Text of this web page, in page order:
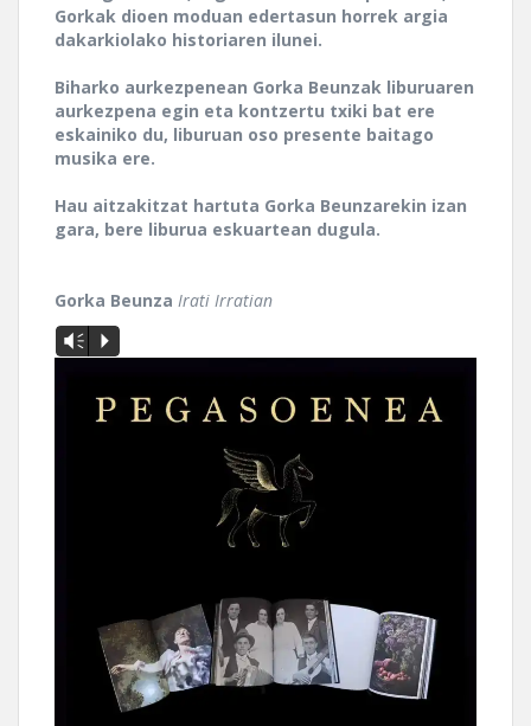
Gorkak dioen moduan edertasun horrek argia
dakarkiolako historiaren ilunei.
Biharko aurkezpenean Gorka Beunzak liburuaren
aurkezpena egin eta kontzertu txiki bat ere
eskainiko du, liburuan oso presente baitago
musika ere.
Hau aitzakitzat hartuta Gorka Beunzarekin izan
gara, bere liburua eskuartean dugula.
Gorka Beunza Irati Irratian
Vm P